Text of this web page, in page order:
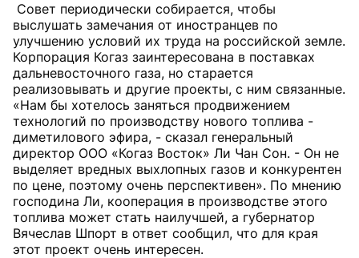
Совет периодически собирается, чтобы
выслушать замечания от иностранцев по
улучшению условий их труда на российской земле.
Корпорация Когаз заинтересована в поставках
дальневосточного газа, но старается
реализовывать и другие проекты, с ним связанные.
«Нам бы хотелось заняться продвижением
технологий по производству нового топлива -
диметилового эфира, - сказал генеральный
директор ООО «Когаз Восток» Ли Чан Сон. - Он не
выделяет вредных выхлопных газов и конкурентен
по цене, поэтому очень перспективен». По мнению
господина Ли, кооперация в производстве этого
топлива может стать наилучшей, а губернатор
Вячеслав Шпорт в ответ сообщил, что для края
этот проект очень интересен.